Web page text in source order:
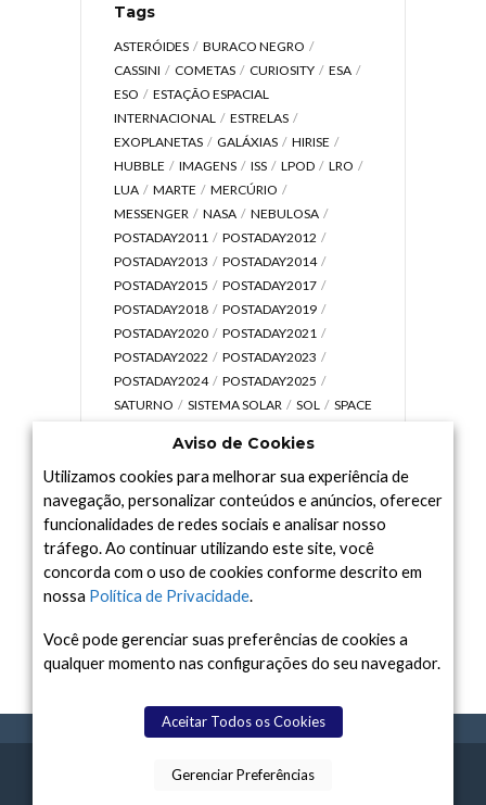
Tags
ASTERÓIDES
BURACO NEGRO
CASSINI
COMETAS CURIOSITY
ESA
ESO
ESTAÇÃO ESPACIAL
INTERNACIONAL
ESTRELAS
EXOPLANETAS
GALÁXIAS
HIRISE
HUBBLE
IMAGENS ISS LPOD
LRO
LUA
MARTE
MERCÚRIO
MESSENGER
NASA
NEBULOSA
POSTADAY2011
POSTADAY2012
POSTADAY2013
POSTADAY2014
POSTADAY2015
POSTADAY2017
POSTADAY2018
POSTADAY2019
POSTADAY2020
POSTADAY2021
POSTADAY2022
POSTADAY2023
POSTADAY2024
POSTADAY2025
SATURNO
SISTEMA SOLAR SOL
SPACE
UNIVERSO
VÍDEO
Arquivo
Arquivo
TERMOS CONTATO SPACE TODAY
Aviso de Cookies
Utilizamos cookies para melhorar sua experiência de
navegação, personalizar conteúdos e anúncios, oferecer
funcionalidades de redes sociais e analisar nosso
tráfego. Ao continuar utilizando este site, você
concorda com o uso de cookies conforme descrito em
nossa Política de Privacidade.
Você pode gerenciar suas preferências de cookies a
qualquer momento nas configurações do seu navegador.
Aceitar Todos os Cookies
Gerenciar Preferências